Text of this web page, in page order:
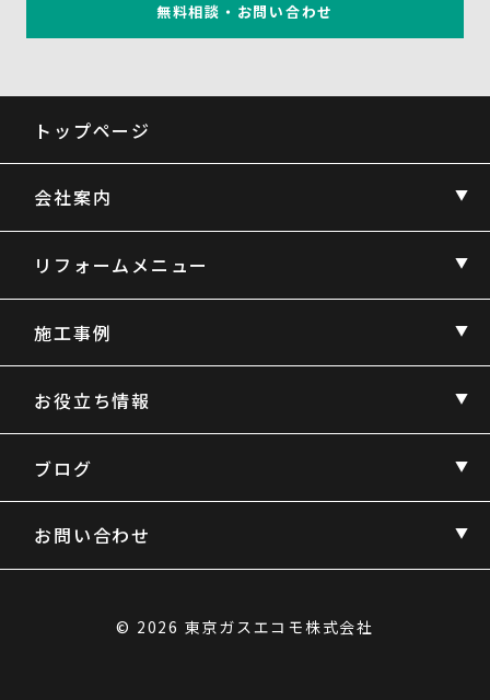
無料相談・お問い合わせ
トップページ
会社案内
リフォームメニュー
施工事例
お役立ち情報
ブログ
お問い合わせ
© 2026 東京ガスエコモ株式会社